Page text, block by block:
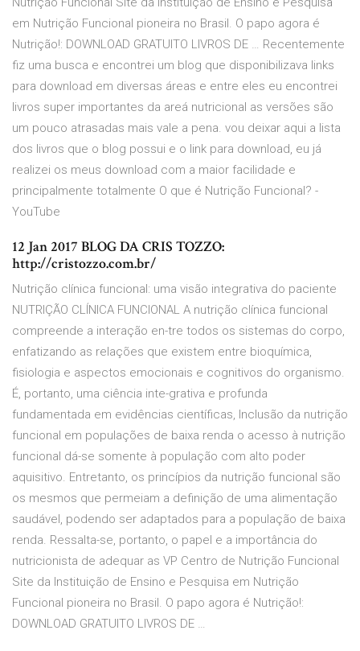
em Nutrição Funcional pioneira no Brasil. O papo agora é
Nutrição!: DOWNLOAD GRATUITO LIVROS DE … Recentemente
fiz uma busca e encontrei um blog que disponibilizava links
para download em diversas áreas e entre eles eu encontrei
livros super importantes da areá nutricional as versões são
um pouco atrasadas mais vale a pena. vou deixar aqui a lista
dos livros que o blog possui e o link para download, eu já
realizei os meus download com a maior facilidade e
principalmente totalmente O que é Nutrição Funcional? -
YouTube
12 Jan 2017 BLOG DA CRIS TOZZO:
http://cristozzo.com.br/
Nutrição clínica funcional: uma visão integrativa do paciente
NUTRIÇÃO CLÍNICA FUNCIONAL A nutrição clínica funcional
compreende a interação en-tre todos os sistemas do corpo,
enfatizando as relações que existem entre bioquímica,
fisiologia e aspectos emocionais e cognitivos do organismo.
É, portanto, uma ciência inte-grativa e profunda
fundamentada em evidências científicas, Inclusão da nutrição
funcional em populações de baixa renda o acesso à nutrição
funcional dá-se somente à população com alto poder
aquisitivo. Entretanto, os princípios da nutrição funcional são
os mesmos que permeiam a definição de uma alimentação
saudável, podendo ser adaptados para a população de baixa
renda. Ressalta-se, portanto, o papel e a importância do
nutricionista de adequar as VP Centro de Nutrição Funcional
Site da Instituição de Ensino e Pesquisa em Nutrição
Funcional pioneira no Brasil. O papo agora é Nutrição!:
DOWNLOAD GRATUITO LIVROS DE …